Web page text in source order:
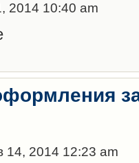
2014 10:40 am
14, 2014 12:23 am